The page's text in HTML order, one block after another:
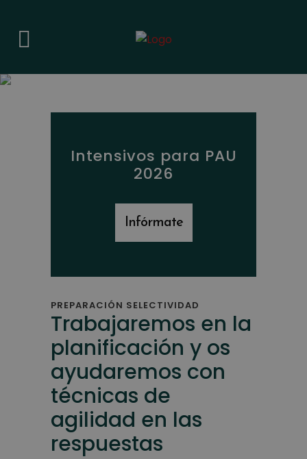
Intensivos para PAU
2026
Infórmate
PREPARACIÓN SELECTIVIDAD
Trabajaremos en la
planificación y os
ayudaremos con
técnicas de
agilidad en las
respuestas